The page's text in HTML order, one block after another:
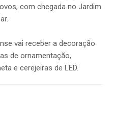
com chegada no Jardim
vai receber a decoração
de ornamentação,
e cerejeiras de LED.